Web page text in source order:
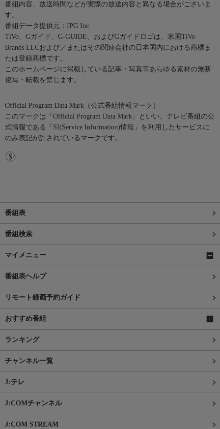
番組内容、放送時間などが実際の放送内容と異なる場合がございま
す。
番組データ提供元：IPG Inc.
TiVo、Gガイド、G-GUIDE、およびGガイドロゴは、米国TiVo
Brands LLCおよび／またはその関連会社の日本国内における商標ま
たは登録商標です。
このホームページに掲載している記事・写真等あらゆる素材の無断
複写・転載を禁じます。
Official Program Data Mark（公式番組情報マーク）
このマークは「Official Program Data Mark」といい、テレビ番組の公
式情報である「SI(Service Information)情報」を利用したサービスに
のみ表記が許されているマークです。
番組表
番組検索
マイメニュー
番組表ヘルプ
リモート録画予約ガイド
おすすめ番組
ランキング
チャンネル一覧
J:テレ
J:COMチャンネル
J:COM STREAM